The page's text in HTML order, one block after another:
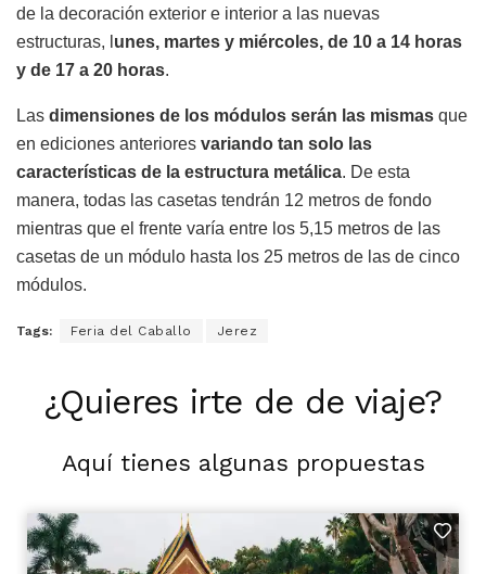
de la decoración exterior e interior a las nuevas
estructuras, l unes, martes y miércoles, de 10 a 14 horas
y de 17 a 20 horas.
Las dimensiones de los módulos serán las mismas que
en ediciones anteriores variando tan solo las
características de la estructura metálica. De esta
manera, todas las casetas tendrán 12 metros de fondo
mientras que el frente varía entre los 5,15 metros de las
casetas de un módulo hasta los 25 metros de las de cinco
módulos.
Tags: Feria del Caballo Jerez
¿Quieres irte de de viaje?
Aquí tienes algunas propuestas